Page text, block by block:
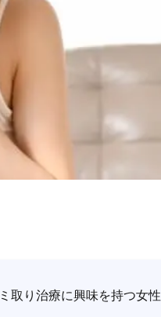
取り治療に興味を持つ女性